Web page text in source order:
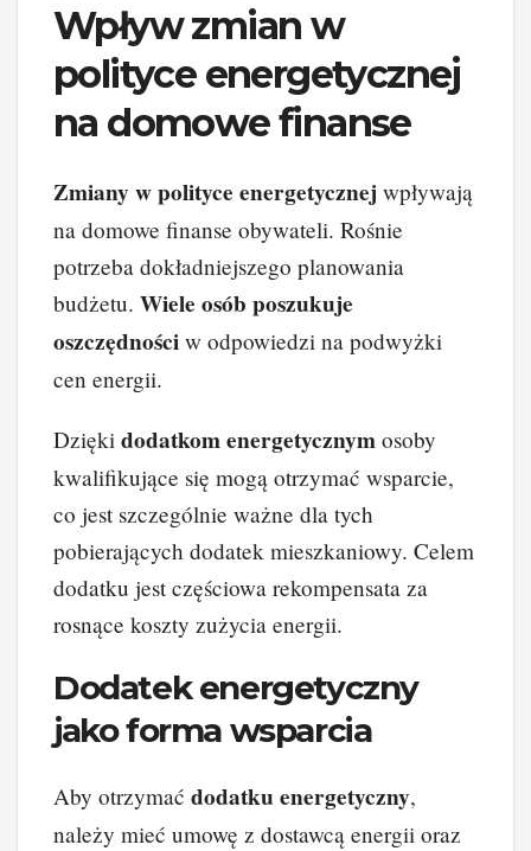
Wpływ zmian w
polityce energetycznej
na domowe finanse
Zmiany w polityce energetycznej wpływają
na domowe finanse obywateli. Rośnie
potrzeba dokładniejszego planowania
budżetu. Wiele osób poszukuje
oszczędności w odpowiedzi na podwyżki
cen energii.
Dzięki dodatkom energetycznym osoby
kwalifikujące się mogą otrzymać wsparcie,
co jest szczególnie ważne dla tych
pobierających dodatek mieszkaniowy. Celem
dodatku jest częściowa rekompensata za
rosnące koszty zużycia energii.
Dodatek energetyczny
jako forma wsparcia
Aby otrzymać dodatku energetyczny,
należy mieć umowę z dostawcą energii oraz